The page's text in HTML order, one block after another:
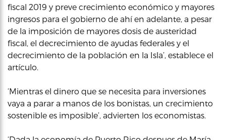
fiscal 2019 y preve crecimiento económico y mayores
ingresos para el gobierno de ahí en adelante, a pesar
de la imposición de mayores dosis de austeridad
fiscal, el decrecimiento de ayudas federales y el
decrecimiento de la población en la Isla’, establece el
artículo.
‘Mientras el dinero que se necesita para inversiones
vaya a parar a manos de los bonistas, un crecimiento
sostenible es imposible’, advierten los economistas.